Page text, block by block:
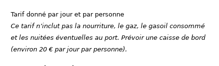
Tarif donné par jour et par personne
Ce tarif n’inclut pas la nourriture, le gaz, le gasoil consommé
et les nuitées éventuelles au port. Prévoir une caisse de bord
(environ 20 € par jour par personne).